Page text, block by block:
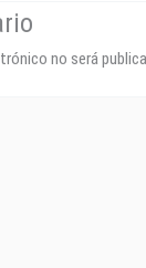
no será